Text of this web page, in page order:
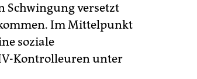
Schwingung versetzt
Im Mittelpunkt
soziale
Kontrolleuren unter